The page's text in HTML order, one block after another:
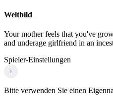
Weltbild
Your mother feels that you've
and underage girlfriend in an
Spieler-Einstellungen
i
Bitte verwenden Sie einen